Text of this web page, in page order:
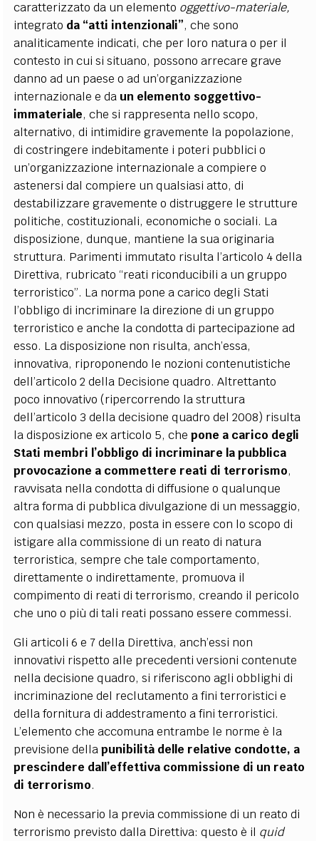
caratterizzato da un elemento oggettivo-materiale,
integrato da “atti intenzionali”, che sono
analiticamente indicati, che per loro natura o per il
contesto in cui si situano, possono arrecare grave
danno ad un paese o ad un’organizzazione
internazionale e da un elemento soggettivo-
immateriale, che si rappresenta nello scopo,
alternativo, di intimidire gravemente la popolazione,
di costringere indebitamente i poteri pubblici o
un’organizzazione internazionale a compiere o
astenersi dal compiere un qualsiasi atto, di
destabilizzare gravemente o distruggere le strutture
politiche, costituzionali, economiche o sociali. La
disposizione, dunque, mantiene la sua originaria
struttura. Parimenti immutato risulta l’articolo 4 della
Direttiva, rubricato “reati riconducibili a un gruppo
terroristico”. La norma pone a carico degli Stati
l’obbligo di incriminare la direzione di un gruppo
terroristico e anche la condotta di partecipazione ad
esso. La disposizione non risulta, anch’essa,
innovativa, riproponendo le nozioni contenutistiche
dell’articolo 2 della Decisione quadro. Altrettanto
poco innovativo (ripercorrendo la struttura
dell’articolo 3 della decisione quadro del 2008) risulta
la disposizione ex articolo 5, chepone a carico degli
Stati membri l’obbligo di incriminare la pubblica
provocazione a commettere reati di terrorismo,
ravvisata nella condotta di diffusione o qualunque
altra forma di pubblica divulgazione di un messaggio,
con qualsiasi mezzo, posta in essere con lo scopo di
istigare alla commissione di un reato di natura
terroristica, sempre che tale comportamento,
direttamente o indirettamente, promuova il
compimento di reati di terrorismo, creando il pericolo
che uno o più di tali reati possano essere commessi.
Gli articoli 6 e 7 della Direttiva, anch’essi non
innovativi rispetto alle precedenti versioni contenute
nella decisione quadro, si riferiscono agli obblighi di
incriminazione del reclutamento a fini terroristici e
della fornitura di addestramento a fini terroristici.
L’elemento che accomuna entrambe le norme è la
previsione dellapunibilità delle relative condotte, a
prescindere dall’effettiva commissione di un reato
di terrorismo.
Non è necessario la previa commissione di un reato di
terrorismo previsto dalla Direttiva: questo è il quid